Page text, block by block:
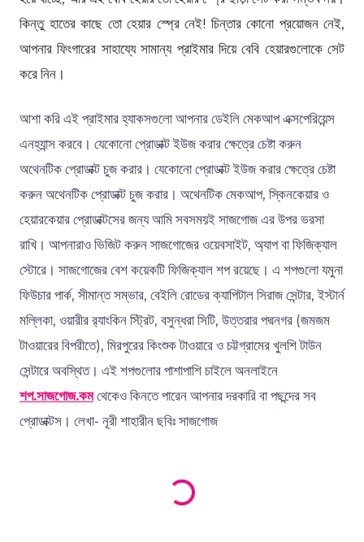
কিন্তু হাতের কাছে তো হেয়ার স্প্রে নেই! চিন্তার কোনো প্রয়োজন নেই,
আপনার ফিংগারের সাহায্যে সামান্য প্রাইমার দিয়ে বেবি হেয়ারগুলোকে সেট
করে নিন।
আশা করি এই প্রাইমার হ্যাকসগুলো আপনার ডেইলি মেকআপ এক্সপেরিয়েন্স
এনহ্যান্স করবে। যেকোনো প্রোডাক্ট ইউজ করার ক্ষেত্রে চেষ্টা করুন
অথেনটিক প্রোডাক্ট চুজ করার। যেকোনো প্রোডাক্ট ইউজ করার ক্ষেত্রে চেষ্টা
করুন অথেনটিক প্রোডাক্ট চুজ করার। অথেনটিক মেকআপ, স্কিনকেয়ার ও
হেয়ারকেয়ার প্রোডাক্টসের জন্য আমি সবসময়ই সাজগোজ এর উপর ভরসা
রাখি। আপনারাও ভিজিট করুন সাজগোজের ওয়েবসাইট, অ্যাপ বা ফিজিক্যাল
স্টোরে। সাজগোজের বেশ কয়েকটি ফিজিক্যাল শপ রয়েছে। এ শপগুলো যমুনা
ফিউচার পার্ক, সীমান্ত সম্ভার, বেইলি রোডের ক্যাপিটাল সিরাজ সেন্টার, ইস্টার্ন
মল্লিকা, ওয়ারীর র‍্যাংকিন স্ট্রিট, বসুন্ধরা সিটি, উত্তরার পদ্মনগর (জমজম
টাওয়ারের বিপরীতে), মিরপুরের কিংশুক টাওয়ারে ও চট্টগ্রামের খুলশি টাউন
সেন্টারে অবস্থিত। এই শপগুলোর পাশাপাশি চাইলে অনলাইনে
শপ.সাজগোজ.কমথেকেও কিনতে পারেন আপনার দরকারি বা পছন্দের সব
প্রোডাক্টস। লেখা- নূরী শাহারীন ছবিঃ সাজগোজ
Loading products...